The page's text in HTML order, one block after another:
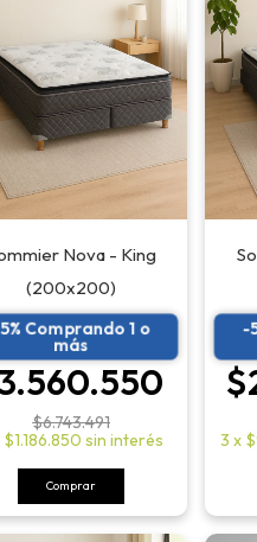
Nova - King
(200x200)
Comprando 1 o
más
$6.743.491
$1.186.850 sin interés
Comprar
-
3 x